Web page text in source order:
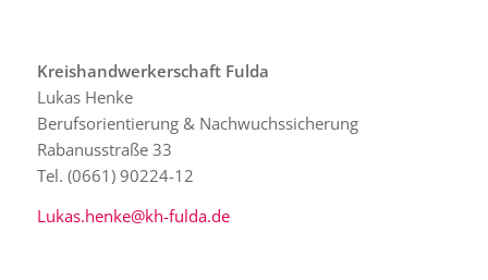
Kreishandwerkerschaft Fulda
Lukas Henke
Berufsorientierung & Nachwuchssicherung
Rabanusstraße 33
Tel. (0661) 90224-12
Lukas.henke@kh-fulda.de